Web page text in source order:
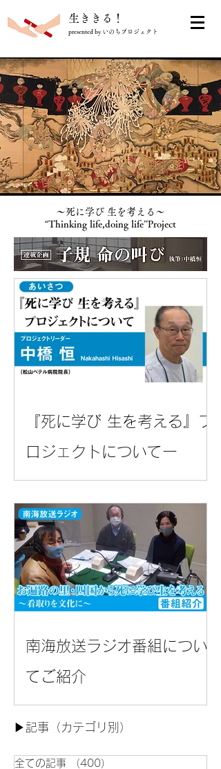
​生ききる！
presented by いのちプロジェクト
〜死に学び 生を考える〜
“Thinking life,doing life”Project
『死に学び 生を考える』プ
ロジェクトについてー
南海放送ラジオ番組につい
てご紹介
▶︎記事（カテゴリ別）
全ての記事 （400）